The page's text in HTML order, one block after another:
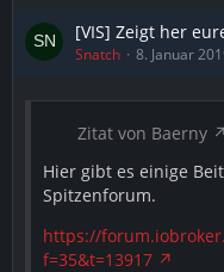
[VIS] Zeigt her
Snatch 8. Januar
Zitat von Baerny
Hier gibt es einige
Spitzenforum.
https://
f=35&t=13917